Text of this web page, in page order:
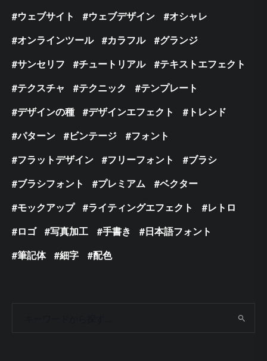
ウェブサイト
ウェブデザイン
オシャレ
オンラインツール
カラフル
グランジ
サンセリフ
チュートリアル
テキストエフェクト
テクスチャ
テクニック
テンプレート
デザインの種
デザインエフェクト
トレンド
パターン
ビンテージ
フォント
フラットデザイン
フリーフォント
ブラシ
ブラシフォント
プレミアム
ベクター
モックアップ
ライティングエフェクト
レトロ
ロゴ
写真加工 手書き
日本語フォント
筆記体
細字 配色